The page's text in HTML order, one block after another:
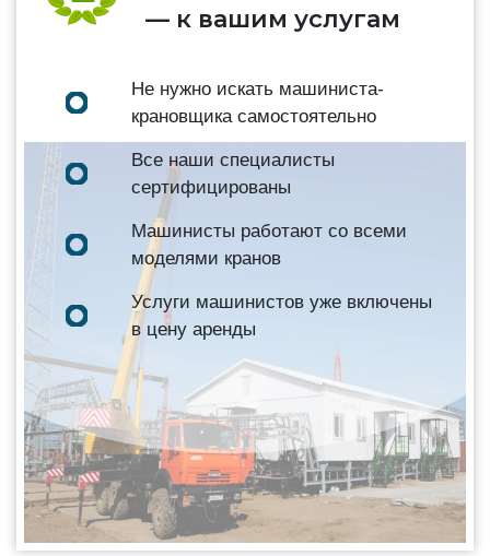
— к вашим услугам
Не нужно искать машиниста-
крановщика самостоятельно
Все наши специалисты
сертифицированы
Машинисты работают со всеми
моделями кранов
Услуги машинистов уже включены
в цену аренды